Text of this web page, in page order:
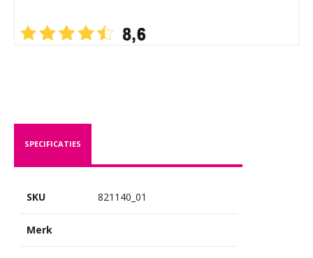
SPECIFICATIES
SKU 821140_01
Merk